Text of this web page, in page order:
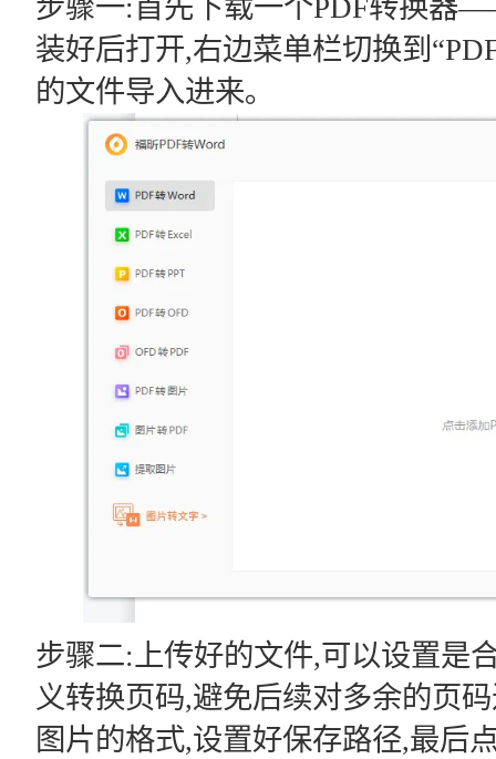
步骤一:首先下载一个PDF转换器
装好后打开,右边菜单栏切换到
的文件导入进来｡
步骤二:上传好的文件,可以设置是
义转换页码,避免后续对多余的页
图片的格式,设置好保存路径,最后